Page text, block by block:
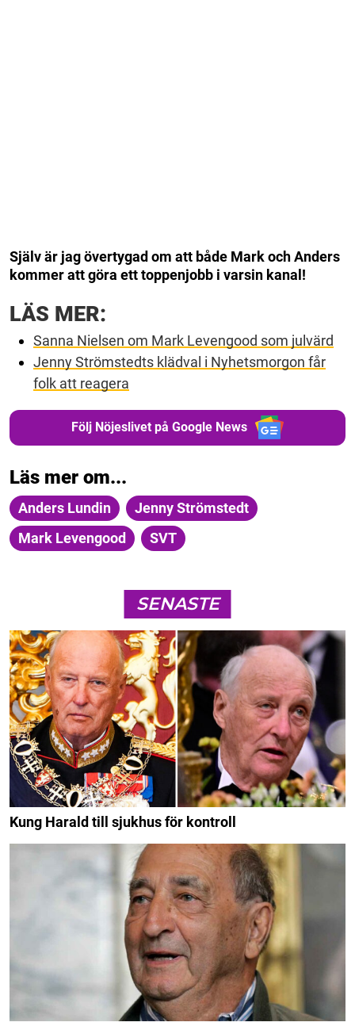
Själv är jag övertygad om att både Mark och Anders
kommer att göra ett toppenjobb i varsin kanal!
LÄS MER:
Sanna Nielsen om Mark Levengood som julvärd
Jenny Strömstedts klädval i Nyhetsmorgon får
folk att reagera
Följ Nöjeslivet på Google News
Läs mer om...
Anders Lundin
Jenny Strömstedt
Mark Levengood
SVT
SENASTE
Kung Harald till sjukhus för kontroll